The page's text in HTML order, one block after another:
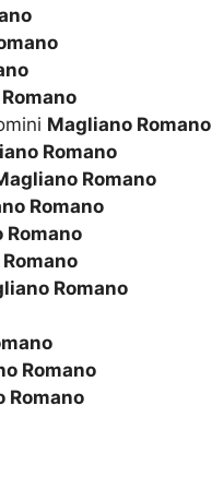
Magliano Romano
Romano
Romano
Romano
Romano
Romano
Romano
Romano